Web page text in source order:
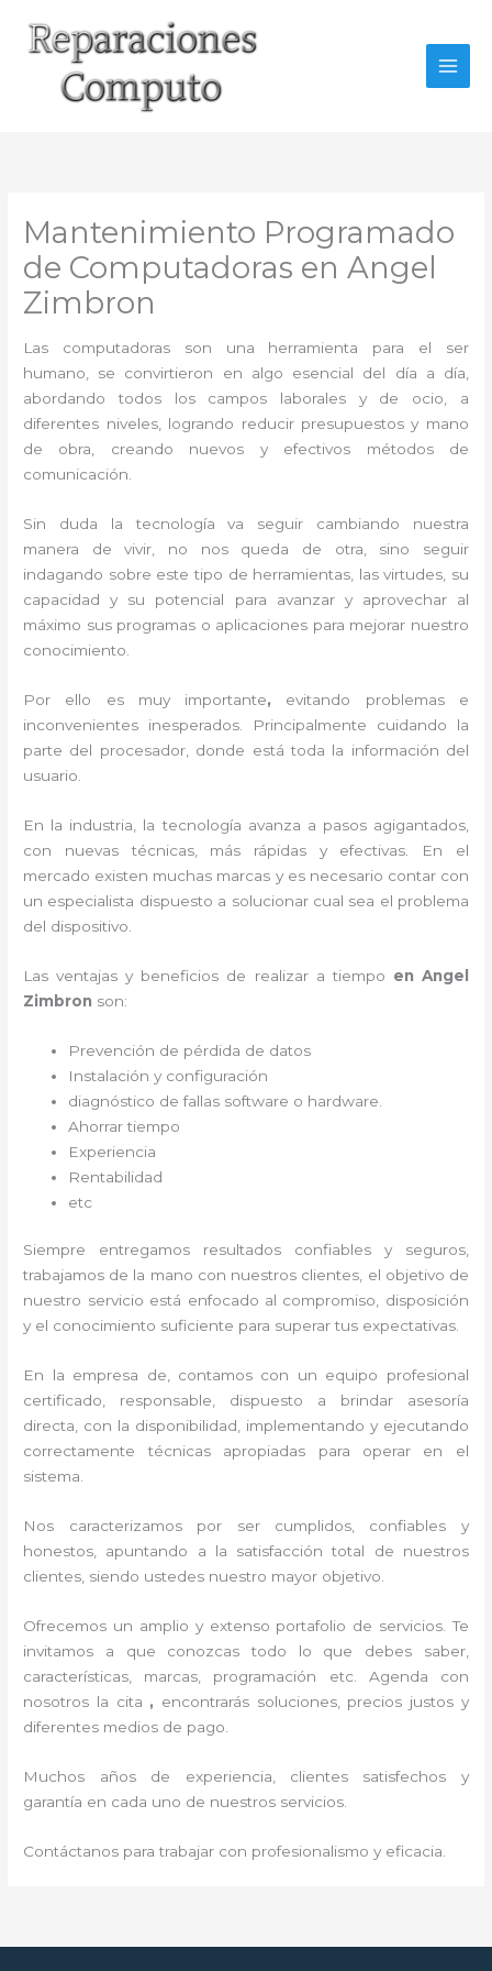
contenido
Mantenimiento Programado
de Computadoras en Angel
Zimbron
Las computadoras son una herramienta para el ser
humano, se convirtieron en algo esencial del día a día,
abordando todos los campos laborales y de ocio, a
diferentes niveles, logrando reducir presupuestos y mano
de obra, creando nuevos y efectivos métodos de
comunicación.
Sin duda la tecnología va seguir cambiando nuestra
manera de vivir, no nos queda de otra, sino seguir
indagando sobre este tipo de herramientas, las virtudes, su
capacidad y su potencial para avanzar y aprovechar al
máximo sus programas o aplicaciones para mejorar nuestro
conocimiento.
Por ello es muy importante, evitando problemas e
inconvenientes inesperados. Principalmente cuidando la
parte del procesador, donde está toda la información del
usuario.
En la industria, la tecnología avanza a pasos agigantados,
con nuevas técnicas, más rápidas y efectivas . En el
mercado existen muchas marcas y es necesario contar con
un especialista dispuesto a solucionar cual sea el problema
del dispositivo.
Las ventajas y beneficios de realizar a tiempo en Angel
Zimbron son:
Prevención de pérdida de datos
Instalación y configuración
diagnóstico de fallas software o hardware
Ahorrar tiempo
Experiencia
Rentabilidad
etc
Siempre entregamos resultados confiables y seguros,
trabajamos de la mano con nuestros clientes, el objetivo de
nuestro servicio está enfocado al compromiso, disposición
y el conocimiento suficiente para superar tus expectativas.
En la empresa de , contamos con un equipo profesional
certificado, responsable, dispuesto a brindar asesoría
directa, con la disponibilidad, implementando y ejecutando
correctamente técnicas apropiadas para operar en el
sistema.
Nos caracterizamos por ser cumplidos, confiables y
honestos, apuntando a la satisfacción total de nuestros
clientes, siendo ustedes nuestro mayor objetivo.
Ofrecemos un amplio y extenso portafolio de servicios. Te
invitamos a que conozcas todo lo que debes saber,
características, marcas, programación etc. Agenda con
nosotros la cita , encontrarás soluciones, precios justos y
diferentes medios de pago.
Muchos años de experiencia, clientes satisfechos y
garantía en cada uno de nuestros servicios.
Contáctanos para trabajar con profesionalismo y eficacia.